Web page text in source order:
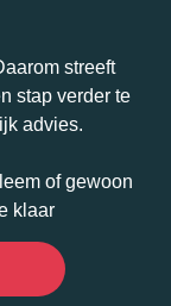
streeft
stap verder te
advies.
of gewoon
klaar